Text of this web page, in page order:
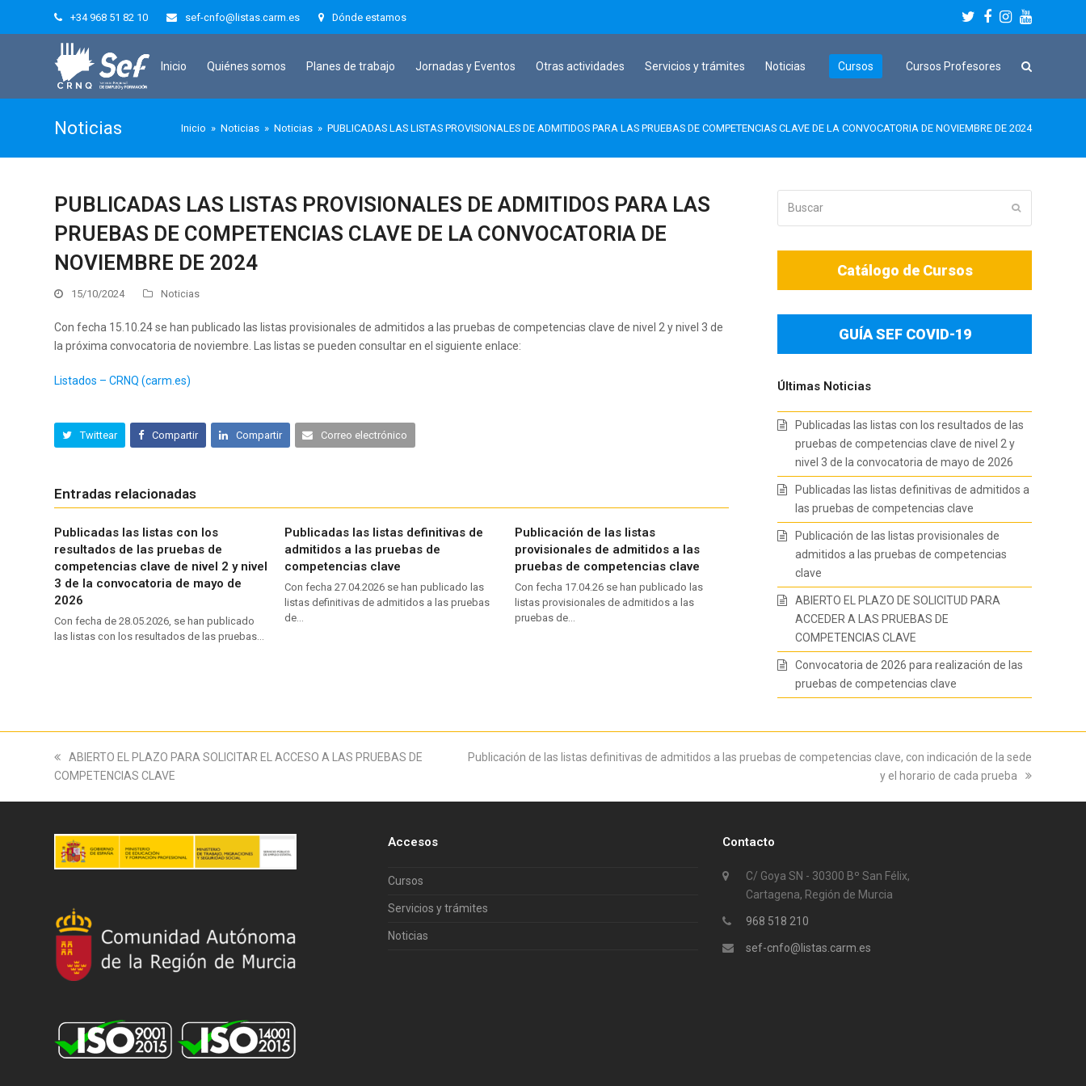
+34 968 51 82 10 sef-cnfo@listas.carm.es Dónde estamos Twitter
Facebook
Instagram
Youtube
Inicio Quiénes somos Planes de trabajo Jornadas y Eventos Otras actividades Servicios y trámites Noticias Cursos Cursos Profesores
Noticias Inicio » Noticias » Noticias » PUBLICADAS LAS LISTAS PROVISIONALES DE ADMITIDOS PARA LAS PRUEBAS DE COMPETENCIAS CLAVE DE LA CONVOCATORIA DE NOVIEMBRE DE 2024
PUBLICADAS LAS LISTAS PROVISIONALES DE ADMITIDOS PARA LAS
PRUEBAS DE COMPETENCIAS CLAVE DE LA CONVOCATORIA DE
NOVIEMBRE DE 2024
15/10/2024 Noticias
Con fecha 15.10.24 se han publicado las listas provisionales de admitidos a las pruebas de competencias clave de nivel 2 y nivel 3 de
la próxima convocatoria de noviembre. Las listas se pueden consultar en el siguiente enlace:
Listados – CRNQ (carm.es)
Twittear Compartir Compartir Correo electrónico
Entradas relacionadas
Publicadas las listas con los
resultados de las pruebas de
competencias clave de nivel 2 y nivel
3 de la convocatoria de mayo de
2026
Con fecha de 28.05.2026, se han publicado
las listas con los resultados de las pruebas…
Publicadas las listas definitivas de
admitidos a las pruebas de
competencias clave
Con fecha 27.04.2026 se han publicado las
listas definitivas de admitidos a las pruebas
de…
Publicación de las listas
provisionales de admitidos a las
pruebas de competencias clave
Con fecha 17.04.26 se han publicado las
listas provisionales de admitidos a las
pruebas de…
Enviar
Catálogo de Cursos
GUÍA SEF COVID-19
Últimas Noticias
Publicadas las listas con los resultados de las
pruebas de competencias clave de nivel 2 y
nivel 3 de la convocatoria de mayo de 2026
Publicadas las listas definitivas de admitidos a
las pruebas de competencias clave
Publicación de las listas provisionales de
admitidos a las pruebas de competencias
clave
ABIERTO EL PLAZO DE SOLICITUD PARA
ACCEDER A LAS PRUEBAS DE
COMPETENCIAS CLAVE
Convocatoria de 2026 para realización de las
pruebas de competencias clave
previous
post:
ABIERTO EL PLAZO PARA SOLICITAR EL ACCESO A LAS PRUEBAS DE
COMPETENCIAS CLAVE
next
Publicación de las listas definitivas de admitidos a las pruebas de competencias clave, con indicación de la sede
y el horario de cada prueba
Accesos
Cursos
Servicios y trámites
Noticias
Contacto
C/ Goya SN - 30300 Bº San Félix,
Cartagena, Región de Murcia
968 518 210
sef-cnfo@listas.carm.es